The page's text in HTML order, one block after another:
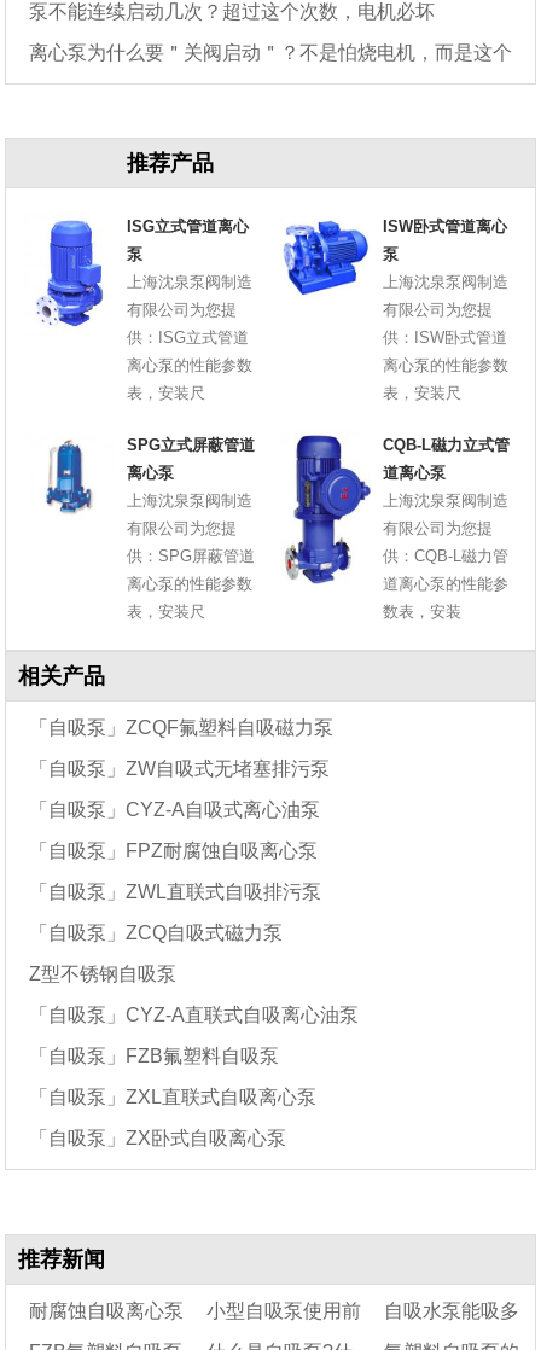
泵不能连续启动几次？超过这个次数，电机必坏
离心泵为什么要＂关阀启动＂？不是怕烧电机，而是这个
推荐产品
ISG立式管道离心
泵
上海沈泉泵阀制造
有限公司为您提
供：ISG立式管道
离心泵的性能参数
表，安装尺
ISW卧式管道离心
泵
上海沈泉泵阀制造
有限公司为您提
供：ISW卧式管道
离心泵的性能参数
表，安装尺
SPG立式屏蔽管道
离心泵
上海沈泉泵阀制造
有限公司为您提
供：SPG屏蔽管道
离心泵的性能参数
表，安装尺
CQB-L磁力立式管
道离心泵
上海沈泉泵阀制造
有限公司为您提
供：CQB-L磁力管
道离心泵的性能参
数表，安装
相关产品
「自吸泵」ZCQF氟塑料自吸磁力泵
「自吸泵」ZW自吸式无堵塞排污泵
「自吸泵」CYZ-A自吸式离心油泵
「自吸泵」FPZ耐腐蚀自吸离心泵
「自吸泵」ZWL直联式自吸排污泵
「自吸泵」ZCQ自吸式磁力泵
Z型不锈钢自吸泵
「自吸泵」CYZ-A直联式自吸离心油泵
「自吸泵」FZB氟塑料自吸泵
「自吸泵」ZXL直联式自吸离心泵
「自吸泵」ZX卧式自吸离心泵
推荐新闻
耐腐蚀自吸离心泵 小型自吸泵使用前 自吸水泵能吸多